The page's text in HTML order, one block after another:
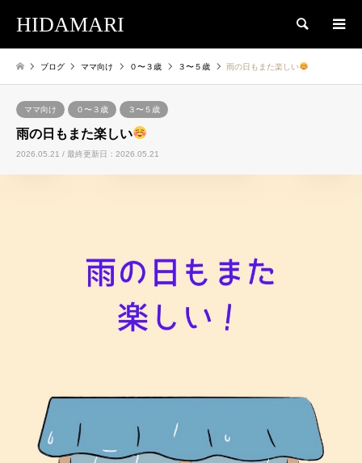
HIDAMARI 検索
ブログ ママ向け ０〜３歳 ３〜５歳 雨の日もまた楽しい
ママ向け ０〜３歳 ３〜５歳
雨の日もまた楽しい
2026.05.21 / 最終更新日：2026.05.21